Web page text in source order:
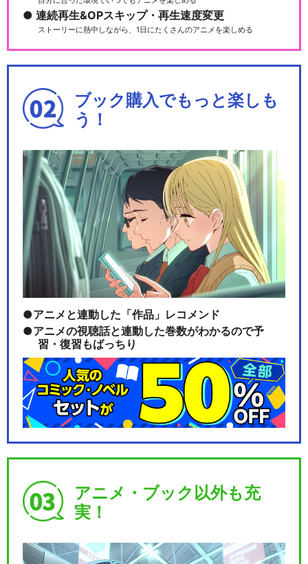
忍者コレクション【闇芝居ス
ピンオフ作品】
連続再生&OPスキップ・再生速度変更
ストーリーに熱中しながら、1日にたくさんのアニメを楽しめる
ブック購入でもっと楽しも
う！
アニメと連動した「作品」レコメンド
アニメの視聴話と連動した巻数がわかるので予
習・復習もばっちり
アニメ・ブック以外も充
実！